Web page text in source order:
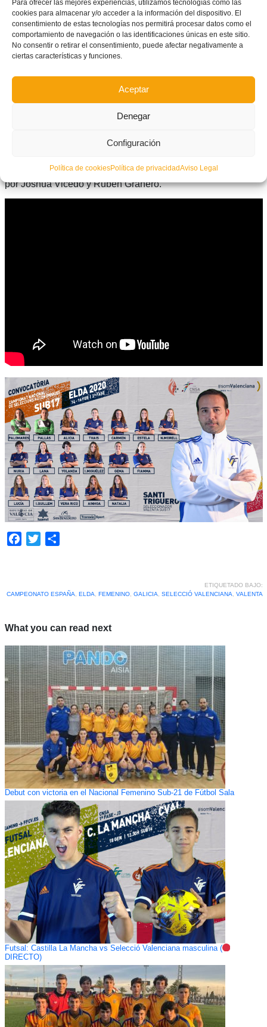
Para ofrecer las mejores experiencias, utilizamos tecnologías como las
cookies para almacenar y/o acceder a la información del dispositivo. El
consentimiento de estas tecnologías nos permitirá procesar datos como el
comportamiento de navegación o las identificaciones únicas en este sitio.
No consentir o retirar el consentimiento, puede afectar negativamente a
ciertas características y funciones.
Aceptar
Denegar
Configuración
Política de cookiesPolítica de privacidadAviso Legal
(Carmen, m. 58), Verita Rico, Ainhoa Bascuñán, Alicia Silvar
(Thais, m. 70) y Fiamma.
Galicia sub17 (1):Nuria, Sara Álvarez, Elena Pérez, Aroa
González, m.36), Ana Toubes (Nerea, m.78), Charín, Paula y
María.
(Fiamma, m. 41); 2-2 (Aroa Guerra, m. 49)
Jonatan González, del Comité de la FFCV, asistido
por Joshua Vicedo y Rubén Granero.
Facebook
Twitter
ETIQUETADO BAJO:
CAMPEONATO ESPAÑA, ELDA, FEMENINO, GALICIA, SELECCIÓ VALENCIANA, VALENTA
What you can read next
Debut con victoria en el Nacional Femenino Sub-21 de Fútbol Sala
Futsal: Castilla La Mancha vs Selecció Valenciana masculina (
DIRECTO)